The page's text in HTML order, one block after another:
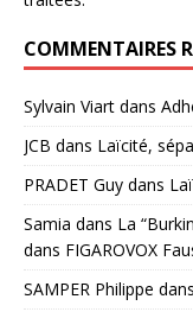
COMMENTAIRES
Sylvain Viart dans
JCB dans Laïcité,
PRADET Guy dans
Samia dans La
dans FIGAROVOX
SAMPER Philippe dans